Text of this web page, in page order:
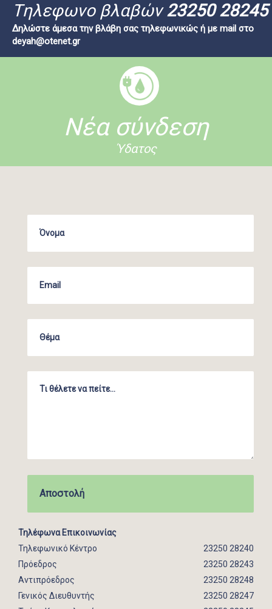
Tηλεφωνο βλαβών23250 28245
Δηλώστε άμεσα την βλάβη σας τηλεφωνικώς ή με mail στο
deyah@otenet.gr
Νέα σύνδεση
Ύδατος
Τηλέφωνα Επικοινωνίας
Τηλεφωνικό Κέντρο
23250 28240
Πρόεδρος
23250 28243
Αντιπρόεδρος
23250 28248
Γενικός Διευθυντής
23250 28247